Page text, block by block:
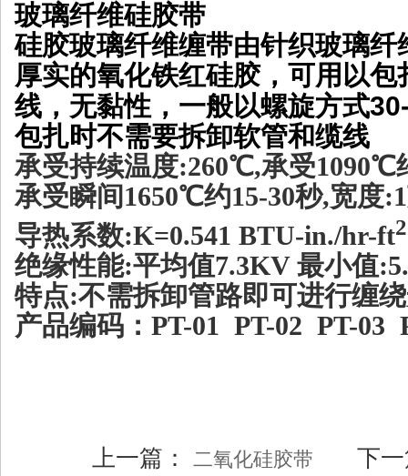
玻璃纤维硅胶带
硅胶玻璃纤维缠带由针织玻璃
厚实的氧化铁红硅胶，可用以
线，无黏性，一般以螺旋方式
包扎时不需要拆卸软管和缆线
承受持续温度:260℃,承受1090℃
承受瞬间 1650℃约15-30秒,宽度:1
导热系数:K=0.541 BTU-in./hr-ft2
绝缘性能:平均值7.3KV 最小值
特点:不需拆卸管路即可进行缠
产品编码： PT-01 PT-02 PT-03
上一篇： 二氧化硅胶带 下一